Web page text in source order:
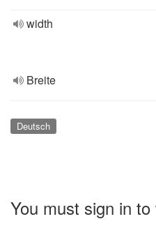
width
Breite
Deutsch
You must sign in